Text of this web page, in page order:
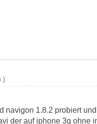
.)
1.8.2 probiert
der auf iphone 3g ohne